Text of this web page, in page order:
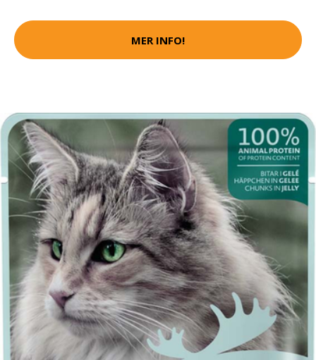
MER INFO!